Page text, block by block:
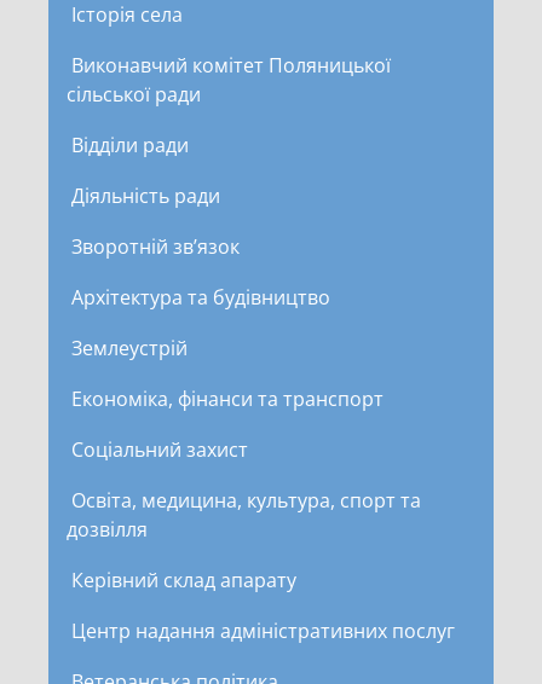
Історія села
Виконавчий комітет Поляницької
сільської ради
Відділи ради
Діяльність ради
Зворотній зв’язок
Архітектура та будівництво
Землеустрій
Економіка, фінанси та транспорт
Соціальний захист
Освіта, медицина, культура, спорт та
дозвілля
Керівний склад апарату
Центр надання адміністративних послуг